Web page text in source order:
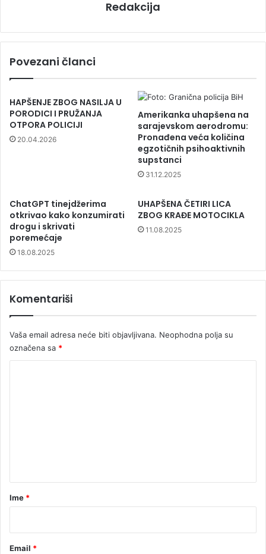
Redakcija
Povezani članci
HAPŠENJE ZBOG NASILJA U
PORODICI I PRUŽANJA
OTPORA POLICIJI
20.04.2026
Amerikanka uhapšena na
sarajevskom aerodromu:
Pronađena veća količina
egzotičnih psihoaktivnih
supstanci
31.12.2025
ChatGPT tinejdžerima
otkrivao kako konzumirati
drogu i skrivati
poremećaje
18.08.2025
UHAPŠENA ČETIRI LICA
ZBOG KRAĐE MOTOCIKLA
11.08.2025
Komentariši
Vaša email adresa neće biti objavljivana. Neophodna polja su
označena sa *
rIme *
Email *